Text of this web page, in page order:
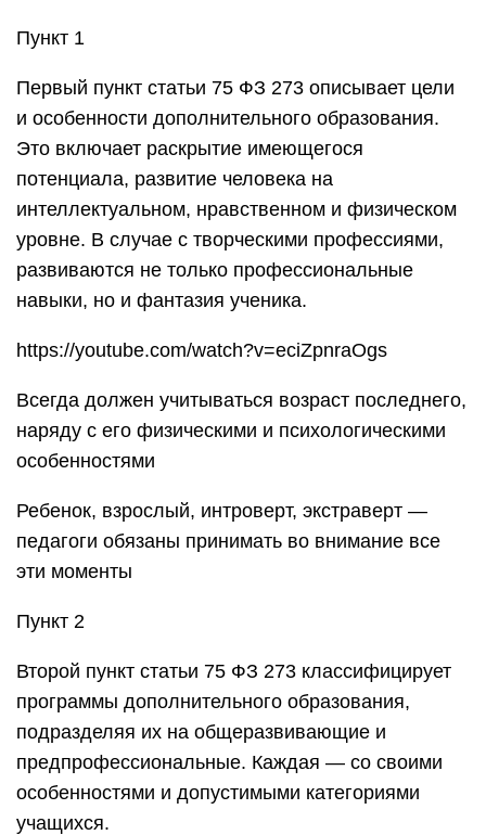
Пункт 1
Первый пункт статьи 75 ФЗ 273 описывает цели
и особенности дополнительного образования.
Это включает раскрытие имеющегося
потенциала, развитие человека на
интеллектуальном, нравственном и физическом
уровне. В случае с творческими профессиями,
развиваются не только профессиональные
навыки, но и фантазия ученика.
https://youtube.com/watch?v=eciZpnraOgs
Всегда должен учитываться возраст последнего,
наряду с его физическими и психологическими
особенностями
Ребенок, взрослый, интроверт, экстраверт —
педагоги обязаны принимать во внимание все
эти моменты
Пункт 2
Второй пункт статьи 75 ФЗ 273 классифицирует
программы дополнительного образования,
подразделяя их на общеразвивающие и
предпрофессиональные. Каждая — со своими
особенностями и допустимыми категориями
учащихся.